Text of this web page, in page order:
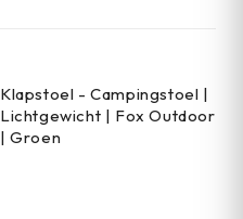
Klapstoel - Campingstoel |
Lichtgewicht | Fox Outdoor
| Groen